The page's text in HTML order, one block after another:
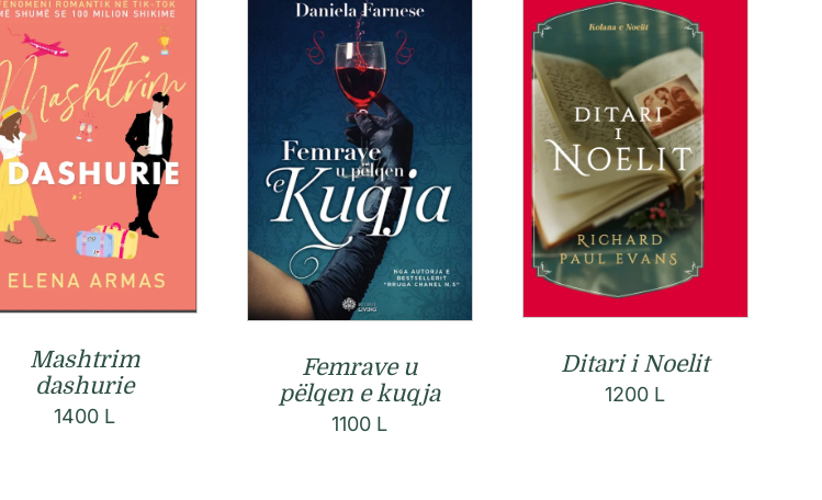
Mashtrim
dashurie
1400 L
Femrave u
pëlqen e kuqja
1100 L
Ditari i Noelit
1200 L